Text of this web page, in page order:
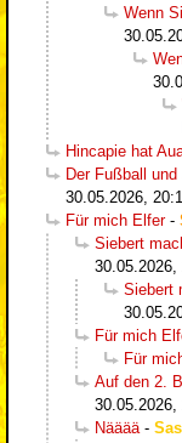
Wenn
Hincapie hat
Der Fußball
30.05.2026,
Für mich Elfer-
Siebert
30.05.2026,
Siebert
Für mich
Für
Auf den 2.
30.05.2026,
Nääää -